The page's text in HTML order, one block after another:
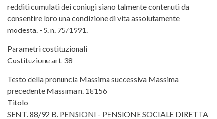
redditi cumulati dei coniugi siano talmente contenuti da
consentire loro una condizione di vita assolutamente
modesta. - S. n. 75/1991.
Parametri costituzionali
Costituzione art. 38
Testo della pronuncia Massima successiva Massima
precedente Massima n. 18156
Titolo
SENT. 88/92 B. PENSIONI - PENSIONE SOCIALE DIRETTA